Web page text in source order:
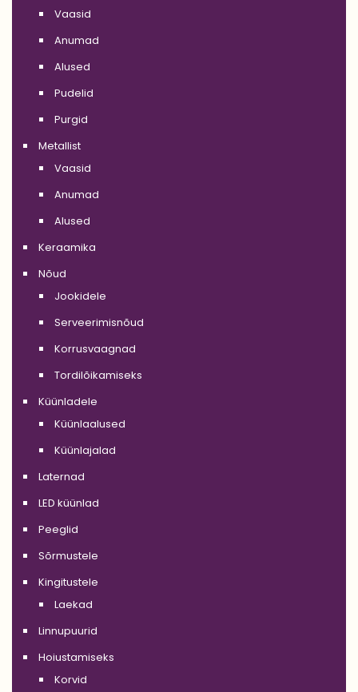
Vaasid
Anumad
Alused
Pudelid
Purgid
Metallist
Vaasid
Anumad
Alused
Keraamika
Nõud
Jookidele
Serveerimisnõud
Korrusvaagnad
Tordilõikamiseks
Küünladele
Küünlaalused
Küünlajalad
Laternad
LED küünlad
Peeglid
Sõrmustele
Kingitustele
Laekad
Linnupuurid
Hoiustamiseks
Korvid